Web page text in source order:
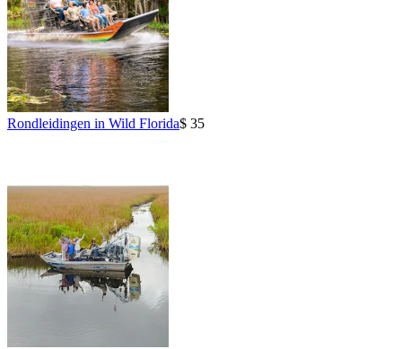
Rondleidingen in Wild Florida$ 35